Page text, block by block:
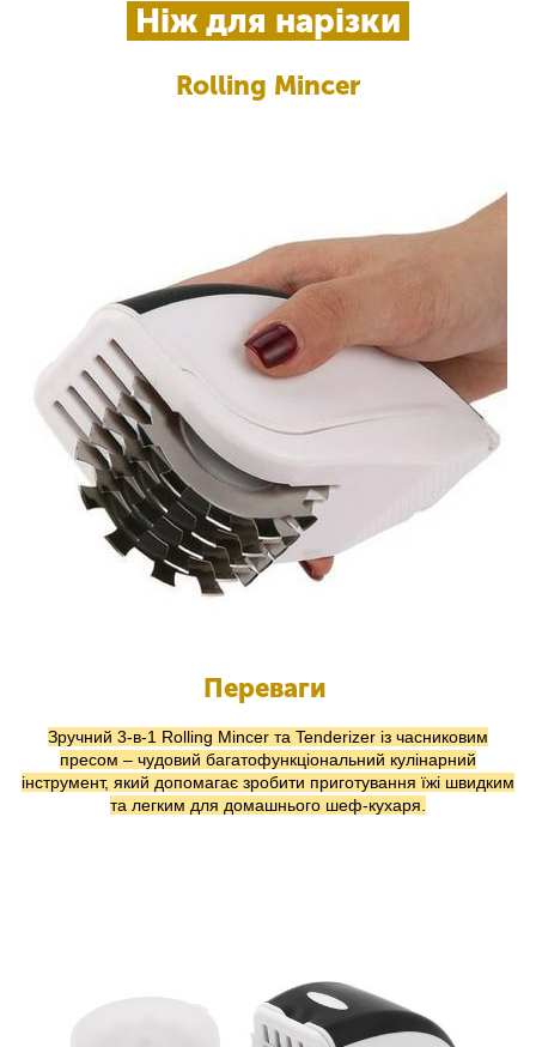
Ніж для нарізки
Rolling Mincer
Переваги
Зручний 3-в-1 Rolling Mincer та Tenderizer із часниковим
пресом – чудовий багатофункціональний кулінарний
інструмент, який допомагає зробити приготування їжі швидким
та легким для домашнього шеф-кухаря.